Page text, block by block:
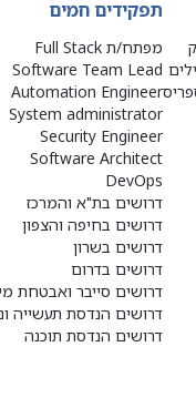
תפקידים חמים
מפתח/ת Full Stack
Software Team Lead
Automation Engineer
System administrator
Security Engineer
Software Architect
DevOps
דרושים בת"א והמרכז
דרושים בחיפה והצפון
דרושים בשרון
דרושים בדרום
דרושים סייבר ואבטחת
דרושים הנדסת תעשייה
דרושים הנדסת תוכנה